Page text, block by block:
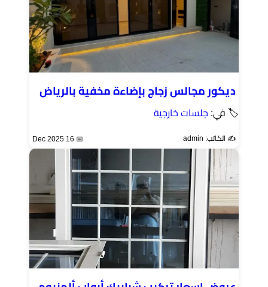
ديكور مجالس زجاج بإضاءة مخفية بالرياض
🏷 في: جلسات خارجية
✍️ الكاتب: admin 📅 16 Dec 2025